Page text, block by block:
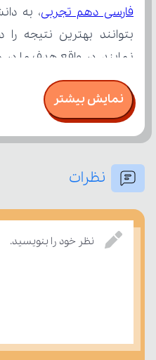
فارسی دهم تجربی
درسی بسنجند.
نمایش بیشتر
نظرات
نظر خود را بنویسید.